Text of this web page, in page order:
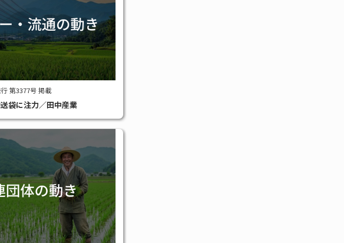
第3377号 掲載
袋に注力／田中産業